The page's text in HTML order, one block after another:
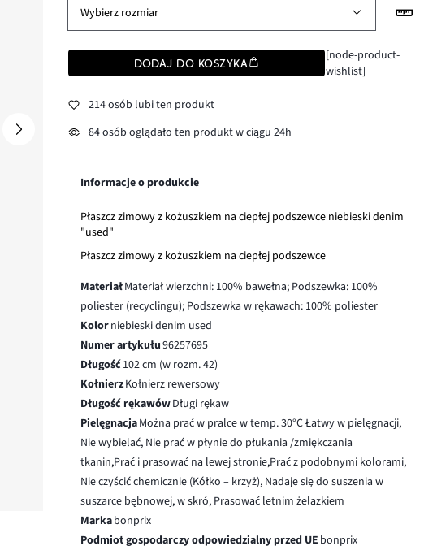
Wybierz rozmiar
DODAJ DO KOSZYKA
[node-product-
wishlist]
214 osób lubi ten produkt
84 osób oglądało ten produkt w ciągu 24h
Informacje o produkcie
Płaszcz zimowy z kożuszkiem na ciepłej podszewce niebieski denim
"used"
Płaszcz zimowy z kożuszkiem na ciepłej podszewce
MateriałMateriał wierzchni: 100% bawełna; Podszewka: 100%
poliester (recyclingu); Podszewka w rękawach: 100% poliester
Kolorniebieski denim used
Numer artykułu96257695
Długość102 cm (w rozm. 42)
KołnierzKołnierz rewersowy
Długość rękawówDługi rękaw
PielęgnacjaMożna prać w pralce w temp. 30°C Łatwy w pielęgnacji,
Nie wybielać, Nie prać w płynie do płukania /zmiękczania
tkanin,Prać i prasować na lewej stronie,Prać z podobnymi kolorami,
Nie czyścić chemicznie (Kółko – krzyż), Nadaje się do suszenia w
suszarce bębnowej, w skró, Prasować letnim żelazkiem
Markabonprix
Podmiot gospodarczy odpowiedzialny przed UE bonprix